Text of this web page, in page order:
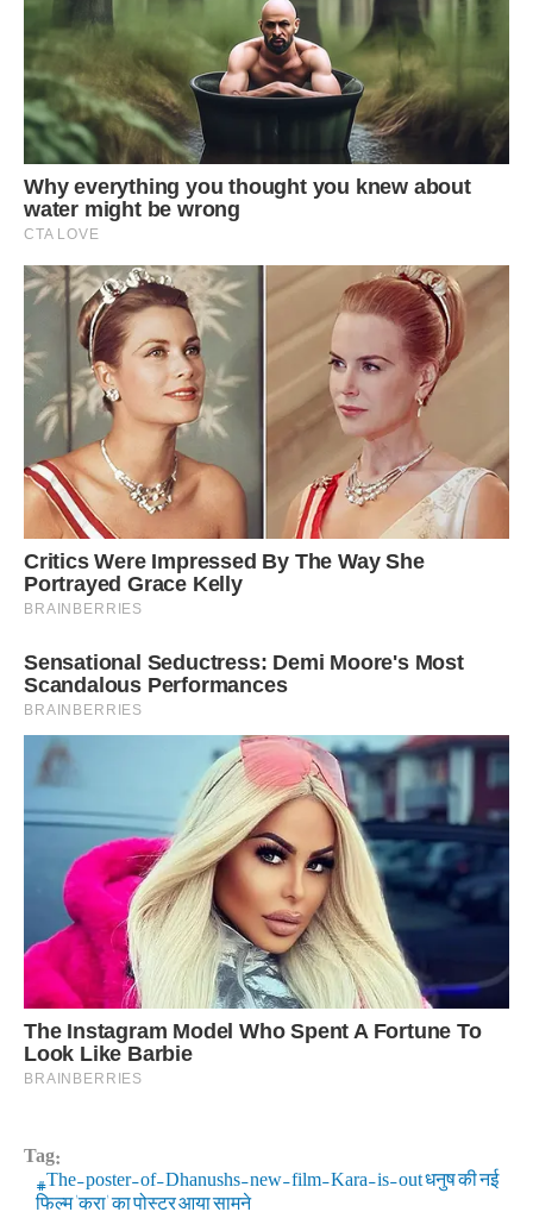
Tag:
The-poster-of-Dhanushs-new-film-Kara-is-out धनुष की नई
फिल्म 'करा' का पोस्टर आया सामने